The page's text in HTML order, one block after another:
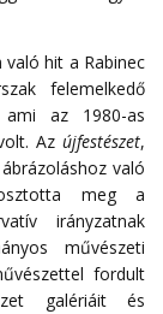
való hit a Rabinec
felemelkedő
ami az 1980-as
Az újfestészet,
való
osztotta meg a
irányzatnak
művészeti
fordult
galériáit és